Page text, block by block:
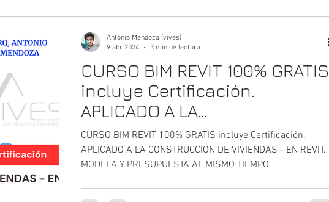
CURSO BIM REVIT 100% GRATIS
incluye Certificación.
APLICADO A LA
CONSTRUCCIÓN DE VIVIENDAS
- EN REVIT. MODELA Y
PRESUPUESTA AL MISMO
TIEMPO
CURSO BIM REVIT 100% GRATIS incluye Certificación.
APLICADO A LA CONSTRUCCIÓN DE VIVIENDAS - EN REVIT.
MODELA Y PRESUPUESTA AL MISMO TIEMPO
Antonio Mendoza (vives)
9 abr 2024
3 min de lectura